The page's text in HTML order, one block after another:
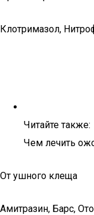
Клотримазол,
Читайте также:
Чем лечить
От ушного клеща
Амитразин, Барс,